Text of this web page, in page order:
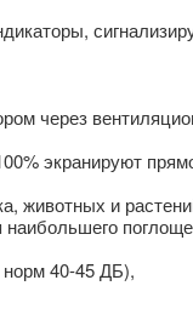
через
экранируют
животных и
40-45 ДБ),